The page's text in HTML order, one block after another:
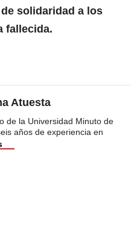
solidaridad a los
fallecida.
Atuesta
de la Universidad Minuto de
años de experiencia en